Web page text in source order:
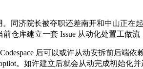
济院长被夺职还差南开和中山正在
前仓库建立一套 Issue 从动化处置工做流
后可以或许从动安拆前后端依
。如许建立后就会从动完成初始化并